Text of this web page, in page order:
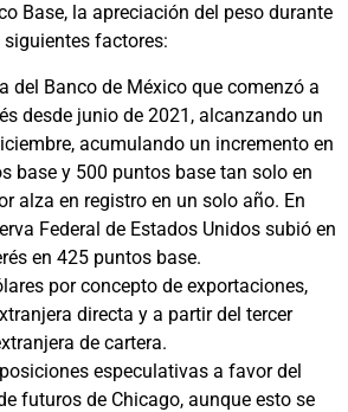
Base, la apreciación del peso durante
factores:
del Banco de México que comenzó a
desde junio de 2021, alcanzando un
acumulando un incremento en
base y 500 puntos base tan solo en
alza en registro en un solo año. En
Federal de Estados Unidos subió en
en 425 puntos base.
por concepto de exportaciones,
directa y a partir del tercer
de cartera.
especulativas a favor del
futuros de Chicago, aunque esto se